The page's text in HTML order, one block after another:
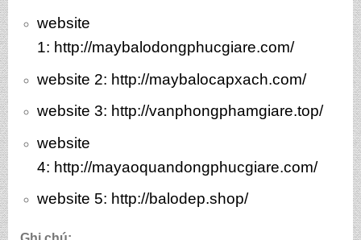
website
1: http://maybalodongphucgiare.com/
website 2: http://maybalocapxach.com/
website 3: http://vanphongphamgiare.top/
website
4: http://mayaoquandongphucgiare.com/
website 5: http://balodep.shop/